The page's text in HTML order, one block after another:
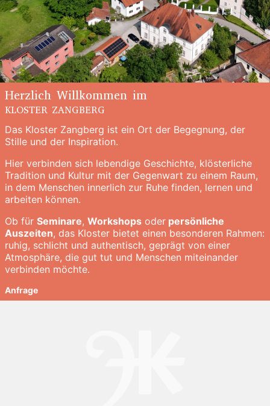
Herzlich Willkommen im
KLOSTER ZANGBERG
Das Kloster Zangberg ist ein Ort der Begegnung, der
Stille und der Inspiration.
Hier verbinden sich lebendige Geschichte, klösterliche
Tradition und Kultur mit der Gegenwart zu einem Raum,
in dem Menschen innerlich zur Ruhe finden, lernen und
arbeiten können.
Ob für Seminare, Workshops oder persönliche
Auszeiten, das Kloster bietet einen besonderen Rahmen:
ruhig, schlicht und authentisch, geprägt von einer
Atmosphäre, die gut tut und Menschen miteinander
verbinden möchte.
Anfrage